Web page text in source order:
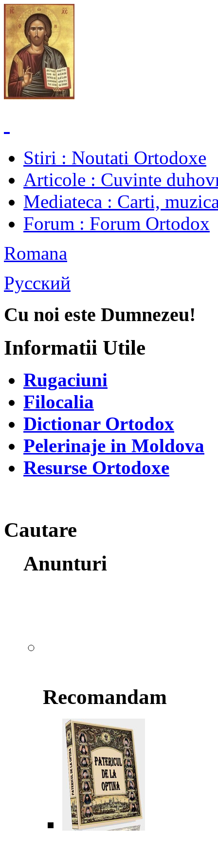
Stiri : Noutati Ortodoxe
Articole : Cuvinte
Mediateca : Carti,
Forum : Forum Ortodox
Romana
Русский
Cu noi este Dumnezeu!
Informatii Utile
Rugaciuni
Filocalia
Dictionar Ortodox
Pelerinaje in Moldova
Resurse Ortodoxe
Cautare
Anunturi
Recomandam